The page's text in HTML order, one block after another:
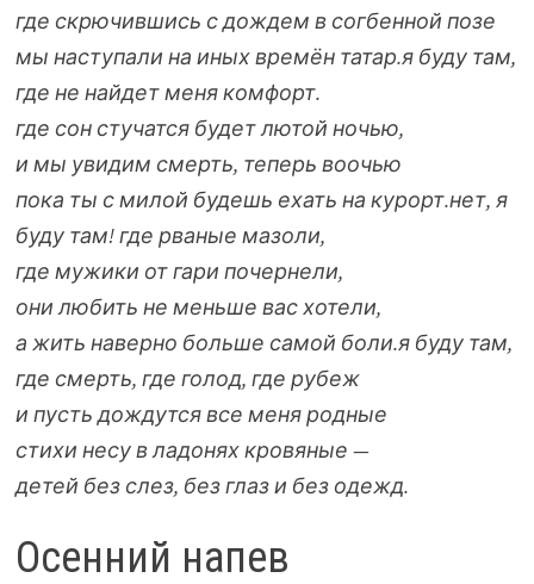
где скрючившись с дождем в согбенной позе
мы наступали на иных времён татар.я буду там,
где не найдет меня комфорт.
где сон стучатся будет лютой ночью,
и мы увидим смерть, теперь воочью
пока ты с милой будешь ехать на курорт.нет, я
буду там! где рваные мазоли,
где мужики от гари почернели,
они любить не меньше вас хотели,
а жить наверно больше самой боли.я буду там,
где смерть, где голод, где рубеж
и пусть дождутся все меня родные
стихи несу в ладонях кровяные —
детей без слез, без глаз и без одежд.
Осенний напев